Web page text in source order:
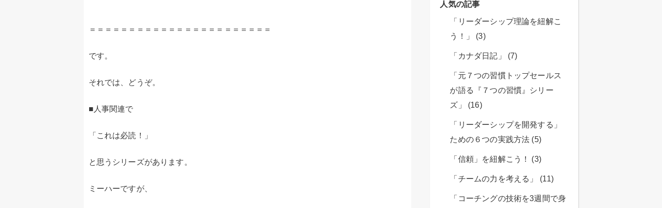
＝＝＝＝＝＝＝＝＝＝＝＝＝＝＝＝＝＝＝＝＝＝＝
です。
それでは、どうぞ。
■人事関連で
「これは必読！」
と思うシリーズがあります。
ミーハーですが、
人気の記事
「リーダーシップ理論を紐解こ
う！」 (3)
「カナダ日記」 (7)
「元７つの習慣トップセールス
が語る『７つの習慣』シリー
ズ」 (16)
「リーダーシップを開発する」
ための６つの実践方法 (5)
「信頼」を紐解こう！ (3)
「チームの力を考える」 (11)
「コーチングの技術を3週間で身